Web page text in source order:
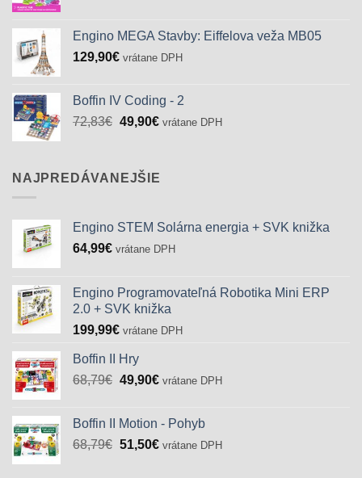
29,90€.15,90€.
Engino MEGA Stavby: Eiffelova veža MB05
129,90€ vrátane DPH
Boffin IV Coding - 2
72,83€ Pôvodná
72,83€.
49,90€Aktuálna
49,90€.
vrátane DPH
NAJPREDÁVANEJŠIE
Engino STEM Solárna energia + SVK knižka
64,99€ vrátane DPH
Engino Programovateľná Robotika Mini ERP
2.0 + SVK knižka
199,99€ vrátane DPH
Boffin II Hry
68,79€ Pôvodná
68,79€.
49,90€Aktuálna
49,90€.
vrátane DPH
Boffin II Motion - Pohyb
68,79€ Pôvodná
51,50€Aktuálna
vrátane DPH